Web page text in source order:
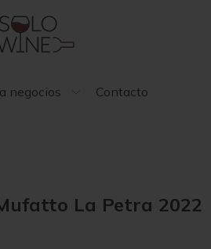
negocios Contacto
La Petra 2022